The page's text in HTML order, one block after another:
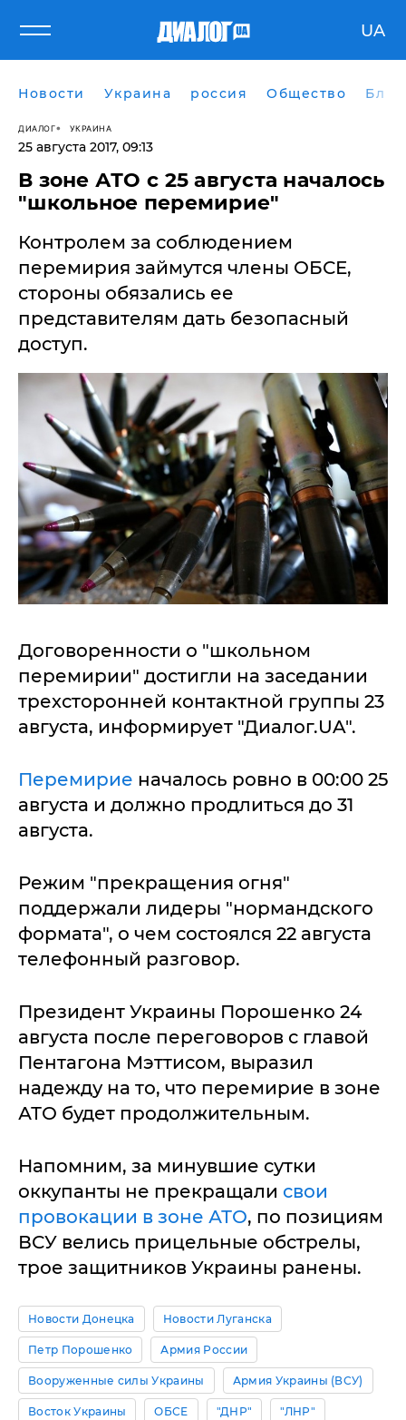
UA
Новости Украина россия Общество
ДИАЛОГ УКРАИНА
25 августа 2017, 09:13
В зоне АТО с 25 августа началось
"школьное перемирие"
Контролем за соблюдением
перемирия займутся члены ОБСЕ,
стороны обязались ее
представителям дать безопасный
доступ.
Договоренности о "школьном
перемирии" достигли на заседании
трехсторонней контактной группы 23
августа, информирует "Диалог.UA".
Перемирие началось ровно в 00:00 25
августа и должно продлиться до 31
августа.
Режим "прекращения огня"
поддержали лидеры "нормандского
формата", о чем состоялся 22 августа
телефонный разговор.
Президент Украины Порошенко 24
августа после переговоров с главой
Пентагона Мэттисом, выразил
надежду на то, что перемирие в зоне
АТО будет продолжительным.
Напомним, за минувшие сутки
оккупанты не прекращали свои
провокации в зоне АТО, по позициям
ВСУ велись прицельные обстрелы,
трое защитников Украины ранены.
Новости Донецка Новости Луганска
Петр Порошенко Армия России
Вооруженные силы Украины Армия Украины (ВСУ)
Восток Украины ОБСЕ "ДНР" "ЛНР"